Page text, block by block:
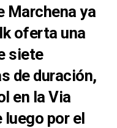
Marchena ya
oferta una
siete
de duración,
en la Via
luego por el